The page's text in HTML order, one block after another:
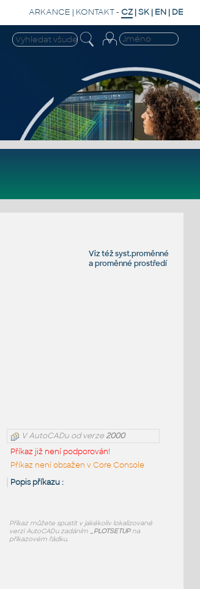
ARKANCE | KONTAKT- CZ |SK | EN | DE
Viz téžsyst.proměnné
aproměnné prostředí
V AutoCADu od verze2000
Příkaz již není podporován!
Příkaz není obsažen v Core Console
Popis příkazu :
Příkaz můžete spustit v jakékoliv lokalizované
verzi AutoCADu zadáním _PLOTSETUPna
příkazovém řádku.